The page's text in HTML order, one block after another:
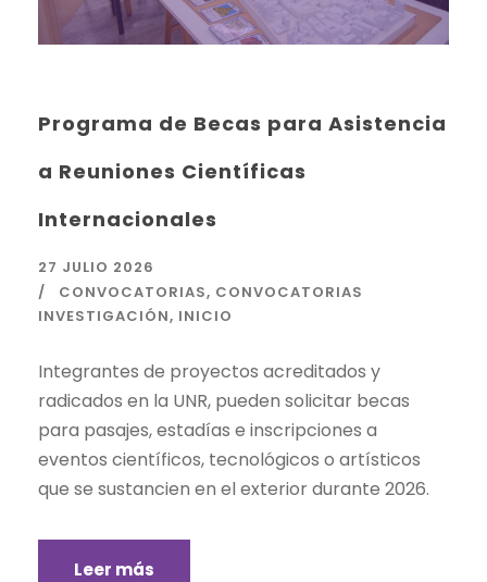
Programa de Becas para Asistencia
a Reuniones Científicas
Internacionales
27 JULIO 2026
CONVOCATORIAS, CONVOCATORIAS
INVESTIGACIÓN, INICIO
Integrantes de proyectos acreditados y
radicados en la UNR, pueden solicitar becas
para pasajes, estadías e inscripciones a
eventos científicos, tecnológicos o artísticos
que se sustancien en el exterior durante 2026.
Leer más